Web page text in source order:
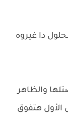
دا غيروه
والظاهر
الأول هتفوق